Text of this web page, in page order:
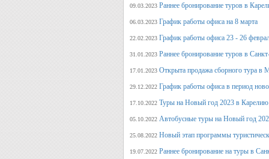
09.03.2023 Раннее бронирование туров в
06.03.2023 График работы офиса на 8 марта
22.02.2023 График работы офиса 23 - 26
31.01.2023 Раннее бронирование туров в
17.01.2023 Открыта продажа сборного тура в
29.12.2022 График работы офиса в период
17.10.2022 Туры на Новый год 2023 в Карелию
05.10.2022 Автобусные туры на Новый год
25.08.2022 Новый этап программы
19.07.2022 Раннее бронирование на туры в